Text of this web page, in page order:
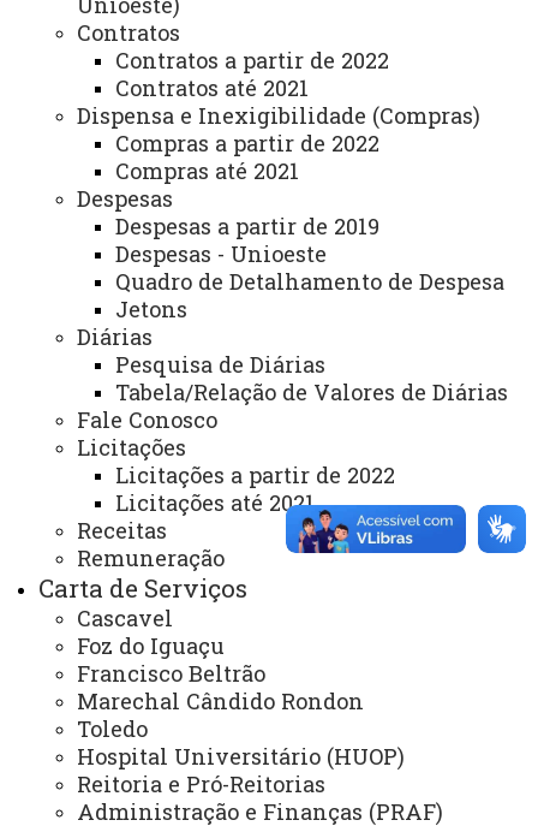
Contratos
Contratos a partir de 2022
Contratos até 2021
Dispensa e Inexigibilidade (Compras)
Compras a partir de 2022
Compras até 2021
Despesas
Despesas a partir de 2019
Despesas - Unioeste
Quadro de Detalhamento de Despesa
Jetons
Diárias
Pesquisa de Diárias
Tabela/Relação de Valores de Diárias
Fale Conosco
Licitações
Licitações a partir de 2022
Licitações até 2021
Receitas
Remuneração
Carta de Serviços
Cascavel
Foz do Iguaçu
Francisco Beltrão
Marechal Cândido Rondon
Toledo
Hospital Universitário (HUOP)
Reitoria e Pró-Reitorias
Administração e Finanças (PRAF)
ACESSOS: 1081
Você está aqui:Unioeste
Carta de Serviços
Campus de Toledo - Carta de Serviços
Lista de Itens de Toledo
Divisão de Recursos Humanos - Campus/Toledo
ACESSE
Acesso Restrito (Editores do Portal)
Arquivo Virtual
Identidade Visual
Mapa do Site
Ouvidoria
Portal Office 365
Sistemas
Telefones
Webmail